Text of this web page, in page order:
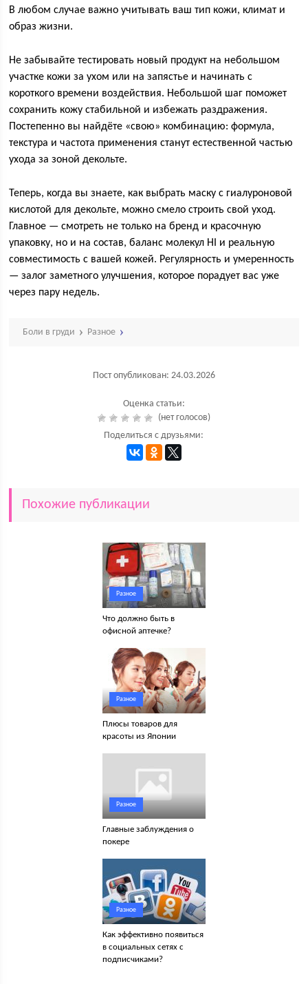
В любом случае важно учитывать ваш тип кожи, климат и
образ жизни.
Не забывайте тестировать новый продукт на небольшом
участке кожи за ухом или на запястье и начинать с
короткого времени воздействия. Небольшой шаг поможет
сохранить кожу стабильной и избежать раздражения.
Постепенно вы найдёте «свою» комбинацию: формула,
текстура и частота применения станут естественной частью
ухода за зоной декольте.
Теперь, когда вы знаете, как выбрать маску с гиалуроновой
кислотой для декольте, можно смело строить свой уход.
Главное — смотреть не только на бренд и красочную
упаковку, но и на состав, баланс молекул HI и реальную
совместимость с вашей кожей. Регулярность и умеренность
— залог заметного улучшения, которое порадует вас уже
через пару недель.
Боли в груди Разное
Пост опубликован: 24.03.2026
Оценка статьи:
(нет голосов)
Поделиться с друзьями:
Похожие публикации
Разное
Что должно быть в
офисной аптечке?
Разное
Плюсы товаров для
красоты из Японии
Разное
Главные заблуждения о
покере
Разное
Как эффективно появиться
в социальных сетях с
подписчиками?